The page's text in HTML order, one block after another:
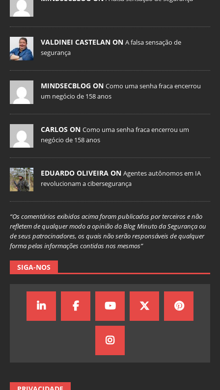
VALDINEI CASTELAN ON A falsa sensação de
segurança
MINDSECBLOG ON Como uma senha fraca encerrou
um negócio de 158 anos
CARLOS ON Como uma senha fraca encerrou um
negócio de 158 anos
EDUARDO OLIVEIRA ON Agentes autônomos em IA
revolucionam a cibersegurança
“Os comentários exibidos acima foram publicados por terceiros e não
refletem de qualquer modo a opinião do Blog Minuto da Segurança ou
de seus patrocinadores, os quais não serão responsáveis de qualquer
forma pelas informações contidas nos mesmos”
SIGA-NOS